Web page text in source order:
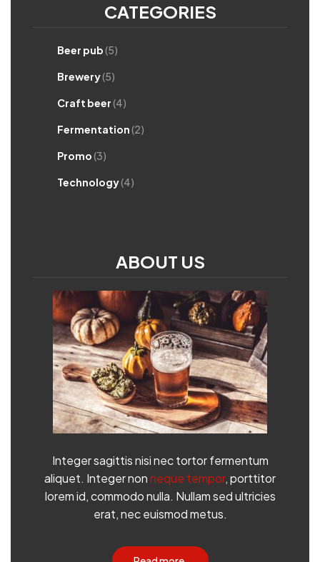
CATEGORIES
Beer pub(5)
Brewery(5)
Craft beer(4)
Fermentation(2)
Promo(3)
Technology(4)
ABOUT US
Integer sagittis nisi nec tortor fermentum
aliquet. Integer nonneque tempor, porttitor
lorem id, commodo nulla. Nullam sed ultricies
erat, nec euismod metus.